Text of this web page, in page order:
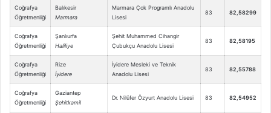
Coğrafya
Öğretmenliği
Balıkesir
Marmara
Marmara Çok Programlı Anadolu
Lisesi
83 82,58299
Coğrafya
Öğretmenliği
Şanlıurfa
Haliliye
Şehit Muhammed Cihangir
Çubukçu Anadolu Lisesi
83 82,58195
Coğrafya
Öğretmenliği
Rize
İyidere
İyidere Mesleki ve Teknik
Anadolu Lisesi
83 82,55788
Coğrafya
Öğretmenliği
Gaziantep
Şehitkamil
Dr. Nilüfer Özyurt Anadolu Lisesi 83 82,54952